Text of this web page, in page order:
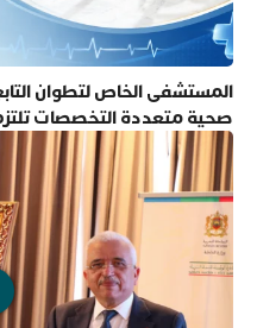
المستشفى الخاص لتطوان
صحية متعددة التخصصات تلتزم